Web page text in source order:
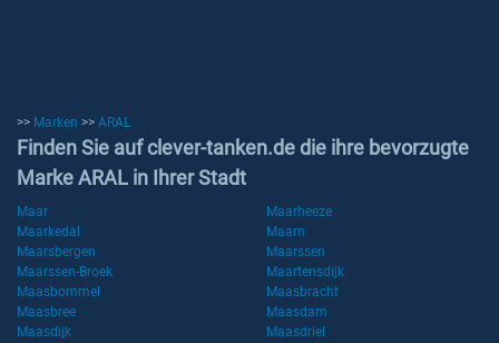
>> Marken >> ARAL
Finden Sie auf clever-tanken.de die ihre bevorzugte
Marke ARAL in Ihrer Stadt
Maar
Maarheeze
Maarkedal
Maarn
Maarsbergen
Maarssen
Maarssen-Broek
Maartensdijk
Maasbommel
Maasbracht
Maasbree
Maasdam
Maasdijk
Maasdriel